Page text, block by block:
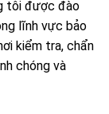
tôi được đào
lĩnh vực bảo
kiểm tra, chẩn
chóng và